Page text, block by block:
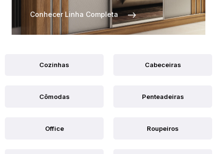
Conhecer Linha Completa
Cozinhas Cabeceiras
Cômodas Penteadeiras
Office Roupeiros